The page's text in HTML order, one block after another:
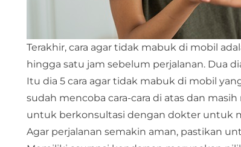
Terakhir, cara agar tidak mabuk di mobil
hingga satu jam sebelum perjalanan. Dua
Itu dia 5 cara agar tidak mabuk di mobil
sudah mencoba cara-cara di atas dan
untuk berkonsultasi dengan dokter untuk
Agar perjalanan semakin aman, pastikan